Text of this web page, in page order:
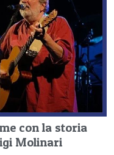
con la storia
Molinari